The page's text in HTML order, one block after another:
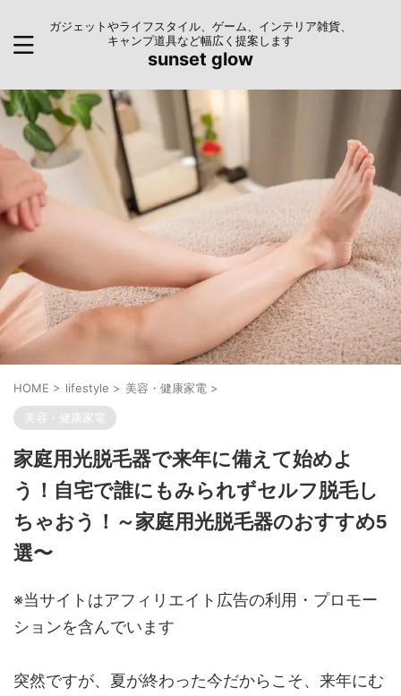
ガジェットやライフスタイル、ゲーム、インテリア雑貨、
キャンプ道具など幅広く提案します
sunset glow
HOME > lifestyle > 美容・健康家電 >
美容・健康家電
家庭用光脱毛器で来年に備えて始めよ
う！自宅で誰にもみられずセルフ脱毛し
ちゃおう！～家庭用光脱毛器のおすすめ5
選〜
※当サイトはアフィリエイト広告の利用・プロモー
ションを含んでいます
突然ですが、夏が終わった今だからこそ、来年にむ